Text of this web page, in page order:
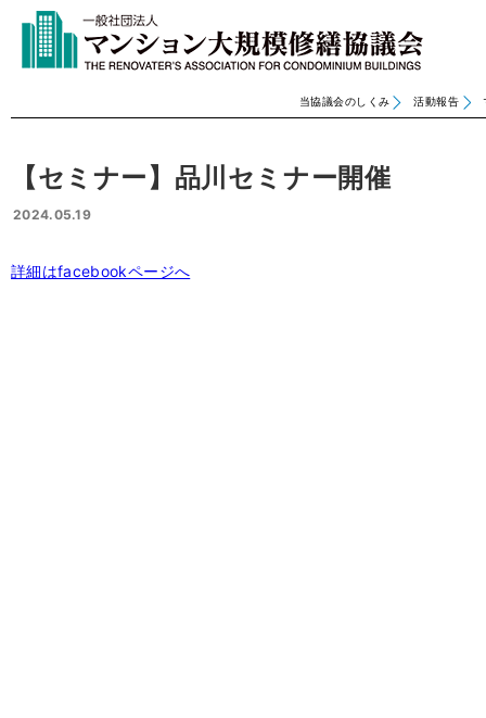
当協議会のしくみ 活動報告
【セミナー】品川セミナー開催
2024.05.19
詳細はfacebookページへ